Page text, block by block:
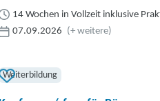
14 Wochen in Vollzeit inklusive
07.09.2026 (+ weitere)
Weiterbildung